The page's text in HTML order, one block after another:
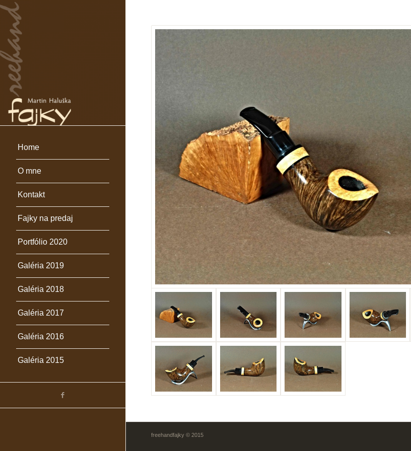
Home
O mne
Kontakt
Fajky na predaj
Portfólio 2020
Galéria 2019
Galéria 2018
Galéria 2017
Galéria 2016
Galéria 2015
freehandfajky © 2015
2016014 reverse
calabash